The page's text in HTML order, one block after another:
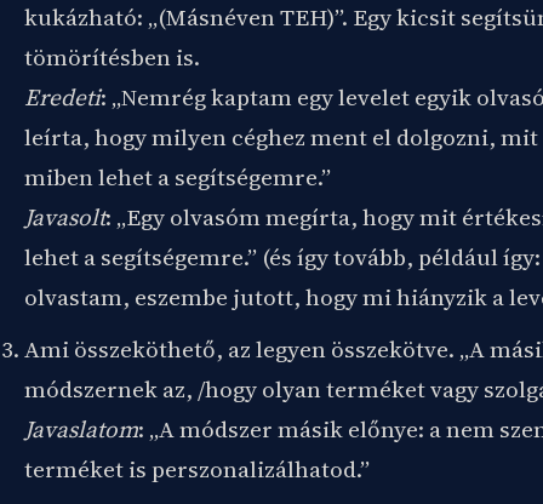
kukázható: „(Másnéven TEH)”. Egy kicsit
tömörítésben is.
Eredeti: „Nemrég kaptam egy levelet egyik
leírta, hogy milyen céghez ment el dolgozni,
miben lehet a segítségemre.”
Javasolt: „Egy olvasóm megírta, hogy mit
lehet a segítségemre.” (és így tovább, például
olvastam, eszembe jutott, hogy mi hiányzik a
Ami összeköthető, az legyen összekötve. „A
módszernek az, /hogy olyan terméket vagy
Javaslatom: „A módszer másik előnye: a nem
terméket is perszonalizálhatod.”